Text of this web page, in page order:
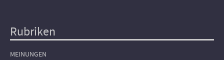
Hauptnavigation
Rubriken
MEINUNGEN